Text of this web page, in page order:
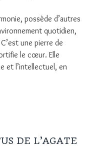
possède d’autres
quotidien,
une pierre de
le cœur. Elle
et l’intellectuel, en
DE L’AGATE